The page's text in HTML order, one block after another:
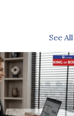
See All